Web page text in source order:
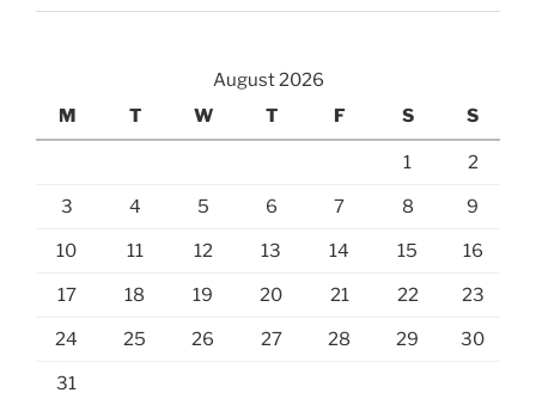
August 2026
M
T W T F S S
1 2
3 4 5 6 7 8 9
10 11 12 13 14 15 16
17 18 19 20 21 22 23
24 25 26 27 28 29 30
31